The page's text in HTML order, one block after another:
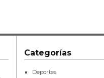
Categorías
Deportes